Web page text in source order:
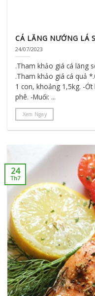
CÁ LĂNG NƯỚNG LÁ
24/07/2023
.Tham khảo giá cá lăng
.Tham khảo giá cá quả
1 con, khoảng 1,5kg. -
phê. -Muối: ...
Xem Ngay
24
Th7